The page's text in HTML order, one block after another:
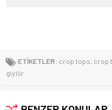
ETİKETLER: crop tops, crop
giyilir